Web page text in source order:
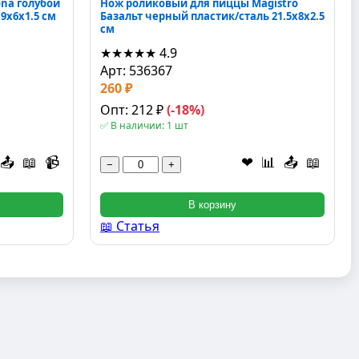
голубой
см
📤 📖 📹
Нож роликовый для пиццы Magistro
Базальт черный пластик/сталь 21.5x8x2.5
см
★★★★★ 4.9
Арт: 536367
260 ₽
Опт: 212 ₽(-18%)
✅ В наличии: 1 шт
− + ❤ 📊 📤 📖
В корзину
📖 Статья